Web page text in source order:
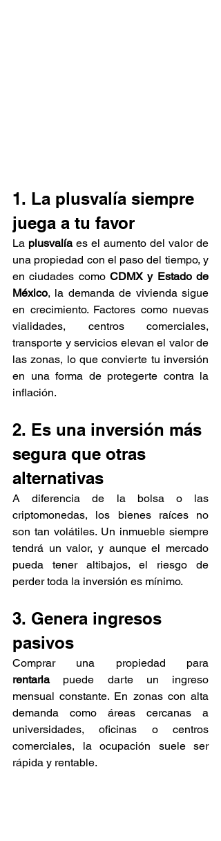
1. La plusvalía siempre
juega a tu favor
La plusvalía es el aumento del valor de
una propiedad con el paso del tiempo, y
en ciudades como CDMX y Estado de
México, la demanda de vivienda sigue
en crecimiento. Factores como nuevas
vialidades, centros comerciales,
transporte y servicios elevan el valor de
las zonas, lo que convierte tu inversión
en una forma de protegerte contra la
inflación.
2. Es una inversión más
segura que otras
alternativas
A diferencia de la bolsa o las
criptomonedas, los bienes raíces no
son tan volátiles. Un inmueble siempre
tendrá un valor, y aunque el mercado
pueda tener altibajos, el riesgo de
perder toda la inversión es mínimo.
3. Genera ingresos
pasivos
rentarla puede darte un ingreso
mensual constante. En zonas con alta
demanda como áreas cercanas a
universidades, oficinas o centros
comerciales, la ocupación suele ser
rápida y rentable.